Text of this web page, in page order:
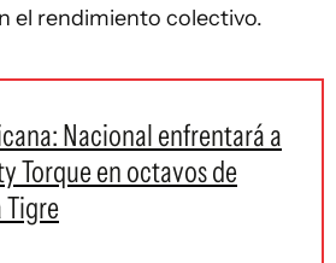
el rendimiento colectivo.
Nacional enfrentará a
Torque en octavos de
Tigre